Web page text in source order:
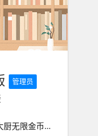
管理员
限钻石版下载)